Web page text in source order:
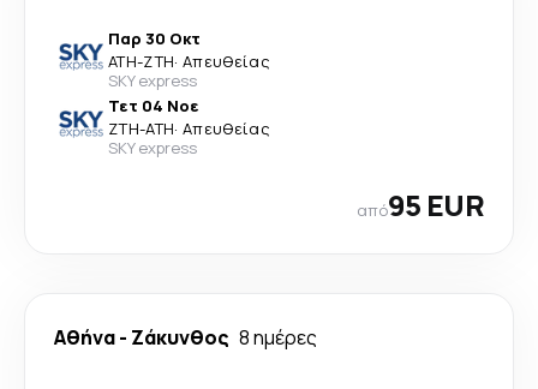
Παρ 30 Οκτ
ATH-ZTH· Απευθείας
SKY express
Τετ 04 Νοε
ZTH-ATH· Απευθείας
SKY express
από95 EUR
Αθήνα- Ζάκυνθος 8 ημέρες